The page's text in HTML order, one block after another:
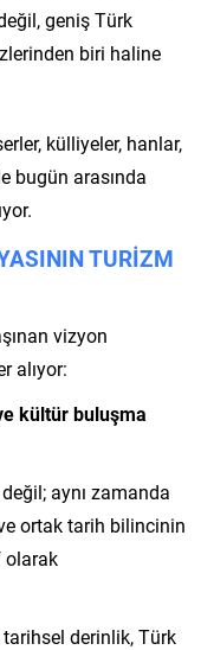
geniş Türk
biri haline
külliyeler, hanlar,
bugün arasında
TURİZM
vizyon
alıyor:
kültür buluşma
aynı zamanda
ortak tarih bilincinin
olarak
tarihsel derinlik, Türk